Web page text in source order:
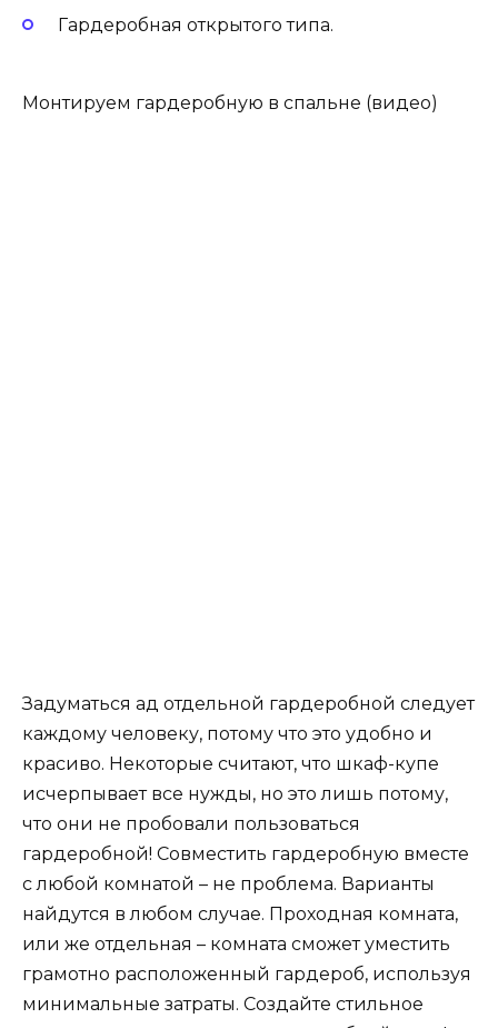
Гардеробная открытого типа.
Монтируем гардеробную в спальне (видео)
Задуматься ад отдельной гардеробной следует
каждому человеку, потому что это удобно и
красиво. Некоторые считают, что шкаф-купе
исчерпывает все нужды, но это лишь потому,
что они не пробовали пользоваться
гардеробной! Совместить гардеробную вместе
с любой комнатой – не проблема. Варианты
найдутся в любом случае. Проходная комната,
или же отдельная – комната сможет уместить
грамотно расположенный гардероб, используя
минимальные затраты. Создайте стильное